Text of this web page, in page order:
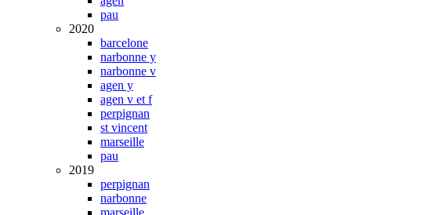
pau
2020
barcelone
narbonne y
narbonne v
agen y
agen v et f
perpignan
st vincent
marseille
pau
2019
perpignan
narbonne
marseille